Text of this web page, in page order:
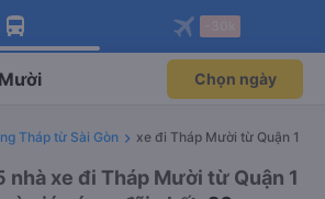
app Vexere ngay!
ưu đãi thành viên độc
Mở app
app Vexere
ghế khi đặt vé máy bay qua
Mở app
Chọn ngày
Tháp từ Sài Gòn xe đi Tháp Mười từ Quận 1
nhà xe đi Tháp Mười từ Quận 1